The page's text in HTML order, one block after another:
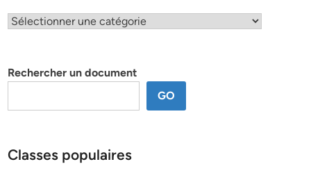
Classification
Rechercher un document
GO
Classes populaires